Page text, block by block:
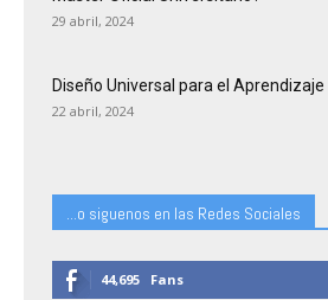
29 abril, 2024
Diseño Universal para el Aprendizaje
22 abril, 2024
...o siguenos en las Redes Sociales
44,695 Fans